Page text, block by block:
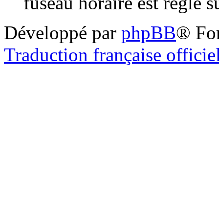
Développé par phpBB®
Traduction française